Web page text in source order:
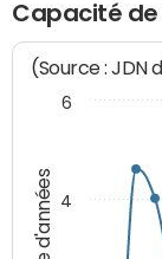
Capacité
(Source : JDN
4
6